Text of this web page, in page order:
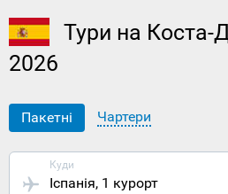
Тури на Коста-
2026
Пакетні Чартери
Куди
Іспанія, 1 курорт